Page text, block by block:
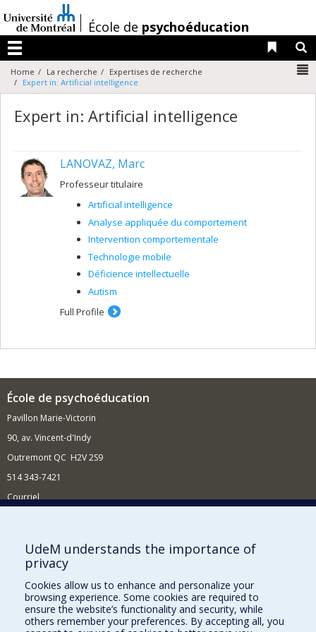
au
contenu
/École de psychoéducation
Menu
Liens
Home La recherche
Expertises de recherche
Expert in: Artificial intelligence
Expert in: Artificial intelligence
LANOVAZ, Marc
Professeur titulaire
Artificial intelligence
Analyse appliquée du comportement
Intervention comportementale
Technologie mobile
Déficience intellectuelle
Autism
Full Profile
École de psychoéducation
Pavillon Marie-Victorin
90, av. Vincent-d'Indy
Outremont QC H2V 2S9
514 343-7421
Courriel
Comment soutenir l'École?
BESOIN D'AIDE?
Plan du site
Signaler une erreur
Accessibilité
UdeM understands the importance of
privacy
Cookies allow us to enhance and personalize your
browsing experience. Some cookies are required to
ensure the website’s functionality and security, while
others remember your preferences. By accepting all, you